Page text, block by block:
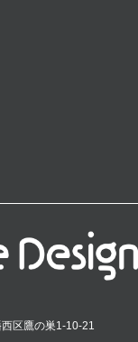
区鷹の巣1-10-21